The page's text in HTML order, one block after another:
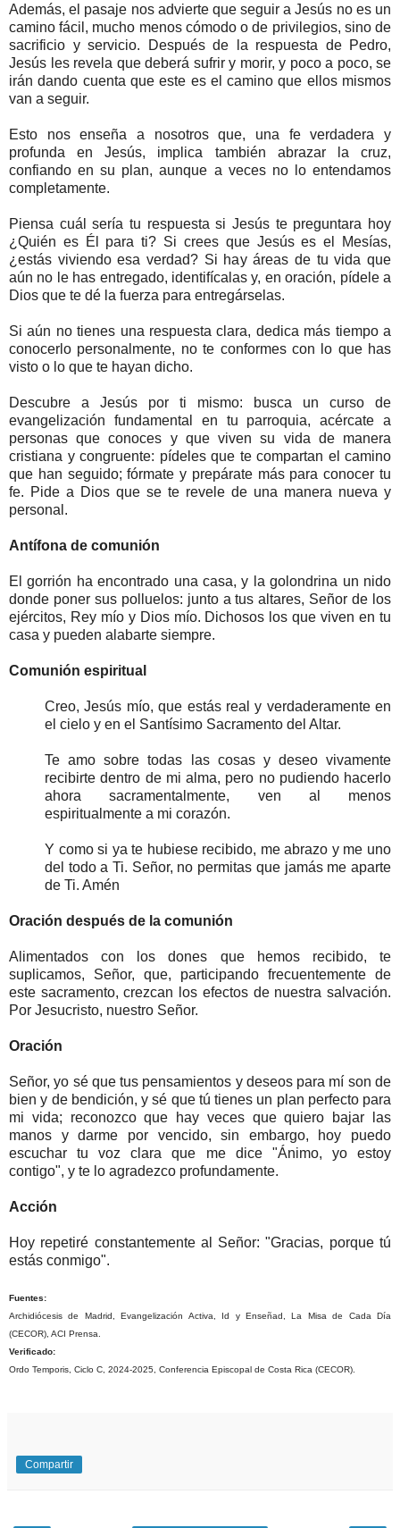
Además, el pasaje nos advierte que seguir a Jesús no es un
camino fácil, mucho menos cómodo o de privilegios, sino de
sacrificio y servicio. Después de la respuesta de Pedro,
Jesús les revela que deberá sufrir y morir, y poco a poco, se
irán dando cuenta que este es el camino que ellos mismos
van a seguir.
Esto nos enseña a nosotros que, una fe verdadera y
profunda en Jesús, implica también abrazar la cruz,
confiando en su plan, aunque a veces no lo entendamos
completamente.
Piensa cuál sería tu respuesta si Jesús te preguntara hoy
¿Quién es Él para ti? Si crees que Jesús es el Mesías,
¿estás viviendo esa verdad? Si hay áreas de tu vida que
aún no le has entregado, identifícalas y, en oración, pídele a
Dios que te dé la fuerza para entregárselas.
Si aún no tienes una respuesta clara, dedica más tiempo a
conocerlo personalmente, no te conformes con lo que has
visto o lo que te hayan dicho.
Descubre a Jesús por ti mismo: busca un curso de
evangelización fundamental en tu parroquia, acércate a
personas que conoces y que viven su vida de manera
cristiana y congruente: pídeles que te compartan el camino
que han seguido; fórmate y prepárate más para conocer tu
fe. Pide a Dios que se te revele de una manera nueva y
personal.
Antífona de comunión
El gorrión ha encontrado una casa, y la golondrina un nido
donde poner sus polluelos: junto a tus altares, Señor de los
ejércitos, Rey mío y Dios mío. Dichosos los que viven en tu
casa y pueden alabarte siempre.
Comunión espiritual
Creo, Jesús mío, que estás real y verdaderamente en
el cielo y en el Santísimo Sacramento del Altar.
Te amo sobre todas las cosas y deseo vivamente
recibirte dentro de mi alma, pero no pudiendo hacerlo
ahora sacramentalmente, ven al menos
espiritualmente a mi corazón.
Y como si ya te hubiese recibido, me abrazo y me uno
del todo a Ti. Señor, no permitas que jamás me aparte
de Ti. Amén
Oración después de la comunión
Alimentados con los dones que hemos recibido, te
suplicamos, Señor, que, participando frecuentemente de
este sacramento, crezcan los efectos de nuestra salvación.
Por Jesucristo, nuestro Señor.
Oración
Señor, yo sé que tus pensamientos y deseos para mí son de
bien y de bendición, y sé que tú tienes un plan perfecto para
mi vida; reconozco que hay veces que quiero bajar las
manos y darme por vencido, sin embargo, hoy puedo
escuchar tu voz clara que me dice "Ánimo, yo estoy
contigo", y te lo agradezco profundamente.
Acción
Hoy repetiré constantemente al Señor: "Gracias, porque tú
estás conmigo".
Fuentes:
Archidiócesis de Madrid, Evangelización Activa, Id y Enseñad, La Misa de Cada Día
(CECOR), ACI Prensa.
Verificado:
Ordo Temporis, Ciclo C, 2024-2025, Conferencia Episcopal de Costa Rica (CECOR).
Compartir